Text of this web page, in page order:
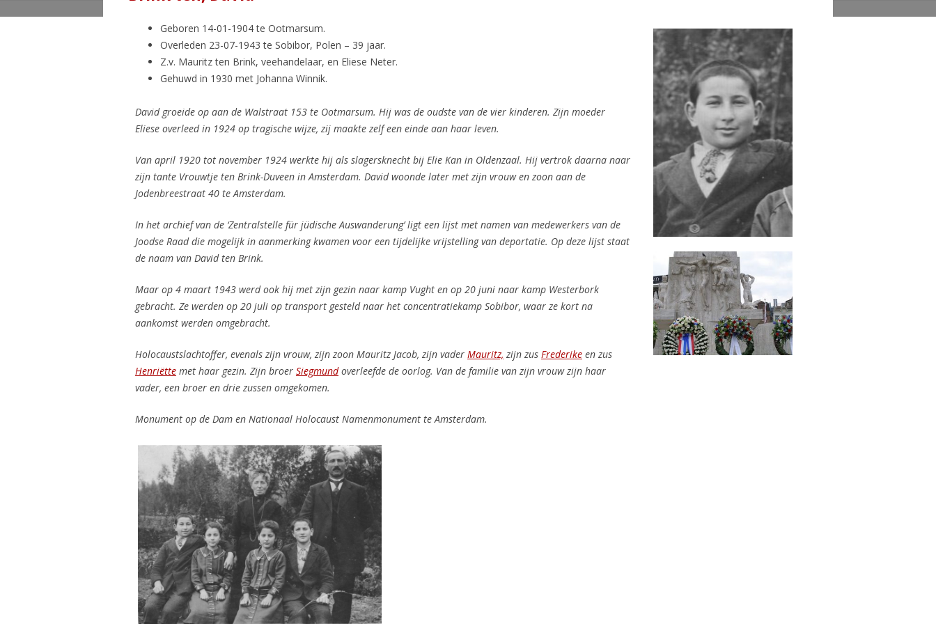
Geboren 14-01-1904 te Ootmarsum.
Overleden 23-07-1943 te Sobibor, Polen – 39 jaar.
Z.v. Mauritz ten Brink, veehandelaar, en Eliese Neter.
Gehuwd in 1930 met Johanna Winnik.
David groeide op aan de Walstraat 153 te Ootmarsum. Hij was de oudste van de vier kinderen. Zijn moeder
Eliese overleed in 1924 op tragische wijze, zij maakte zelf een einde aan haar leven.
Van april 1920 tot november 1924 werkte hij als slagersknecht bij Elie Kan in Oldenzaal. Hij vertrok daarna naar
zijn tante Vrouwtje ten Brink-Duveen in Amsterdam. David woonde later met zijn vrouw en zoon aan de
Jodenbreestraat 40 te Amsterdam.
In het archief van de ‘Zentralstelle für jüdische Auswanderung’ ligt een lijst met namen van medewerkers van de
Joodse Raad die mogelijk in aanmerking kwamen voor een tijdelijke vrijstelling van deportatie. Op deze lijst staat
de naam van David ten Brink.
Maar op 4 maart 1943 werd ook hij met zijn gezin naar kamp Vught en op 20 juni naar kamp Westerbork
gebracht. Ze werden op 20 juli op transport gesteld naar het concentratiekamp Sobibor, waar ze kort na
aankomst werden omgebracht.
Holocaustslachtoffer, evenals zijn vrouw, zijn zoon Mauritz Jacob, zijn vader Mauritz, zijn zus Frederike en zus
Henriëtte met haar gezin. Zijn broer Siegmundoverleefde de oorlog. Van de familie van zijn vrouw zijn haar
vader, een broer en drie zussen omgekomen.
Monument op de Dam en Nationaal Holocaust Namenmonument te Amsterdam.